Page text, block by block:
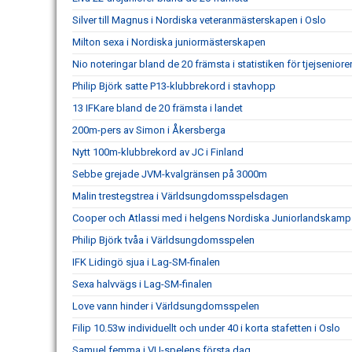
Silver till Magnus i Nordiska veteranmästerskapen i Oslo
Milton sexa i Nordiska juniormästerskapen
Nio noteringar bland de 20 främsta i statistiken för
Philip Björk satte P13-klubbrekord i stavhopp
13 IFKare bland de 20 främsta i landet
200m-pers av Simon i Åkersberga
Nytt 100m-klubbrekord av JC i Finland
Sebbe grejade JVM-kvalgränsen på 3000m
Malin trestegstrea i Världsungdomsspelsdagen
Cooper och Atlassi med i helgens Nordiska Juniorlandskamp
Philip Björk tvåa i Världsungdomsspelen
IFK Lidingö sjua i Lag-SM-finalen
Sexa halvvägs i Lag-SM-finalen
Love vann hinder i Världsungdomsspelen
Filip 10.53w individuellt och under 40 i korta stafetten i Oslo